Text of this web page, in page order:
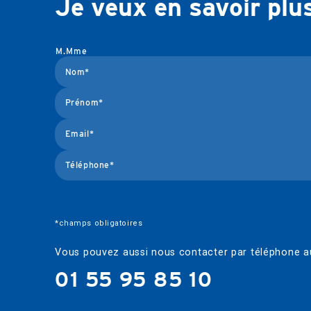
Je veux en savoir
M.Mme
*champs obligatoires
Vous pouvez aussi nous contacter par téléphone
01 55 95 85 10